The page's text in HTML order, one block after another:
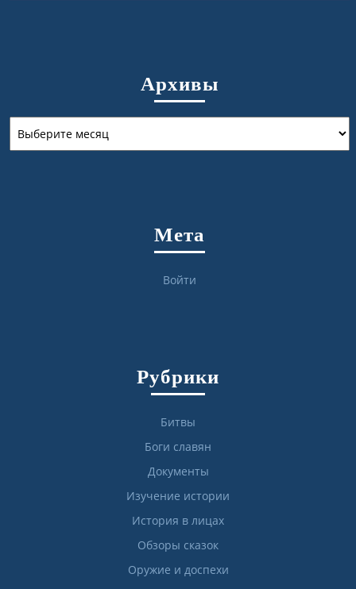
Архивы
Мета
Войти
Рубрики
Битвы
Боги славян
Документы
Изучение истории
История в лицах
Обзоры сказок
Оружие и доспехи